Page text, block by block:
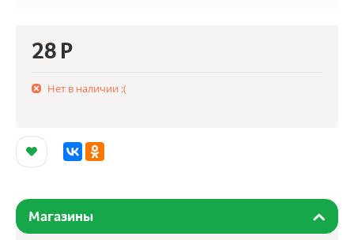
28 Р
Нет в наличии :(
Магазины